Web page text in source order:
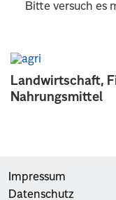
Landwirtschaft,
Nahrungsmittel
Bitte versuch es
Impressum
Datenschutz